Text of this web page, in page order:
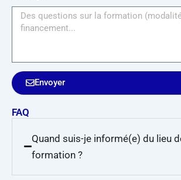
Envoyer
FAQ
Quand suis-je informé(e) du lieu
formation ?